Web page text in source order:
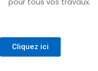
Cliquez ici